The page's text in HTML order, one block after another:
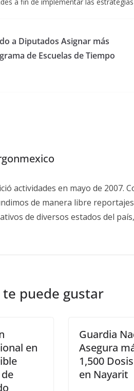
a Diputados Asignar más
de Escuelas de Tiempo
actividades en mayo de 2007.
de manera libre
de diversos estados del
puede gustar
en
Guardia
Asegura
1,500
en Nayarit